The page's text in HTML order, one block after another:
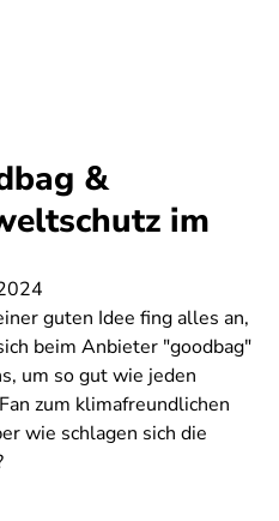
&
im
guten Idee fing alles an,
beim Anbieter "goodbag"
um so gut wie jeden
zum klimafreundlichen
wie schlagen sich die